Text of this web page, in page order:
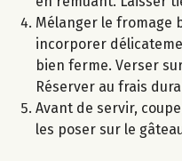
Mélanger le fromage
incorporer
bien ferme. Verser
Réserver au frais
Avant de servir,
les poser sur le